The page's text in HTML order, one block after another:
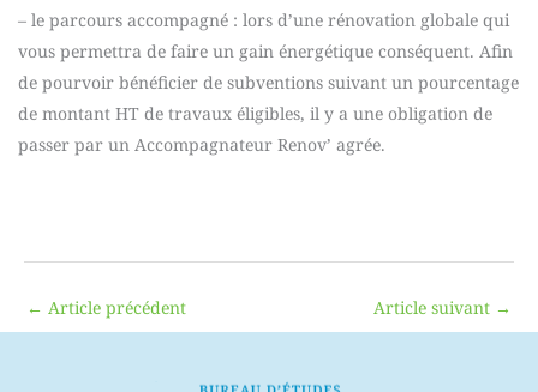
– le parcours accompagné : lors d’une rénovation globale qui
vous permettra de faire un gain énergétique conséquent. Afin
de pourvoir bénéficier de subventions suivant un pourcentage
de montant HT de travaux éligibles, il y a une obligation de
passer par un Accompagnateur Renov’ agrée.
← Article précédent Article suivant →